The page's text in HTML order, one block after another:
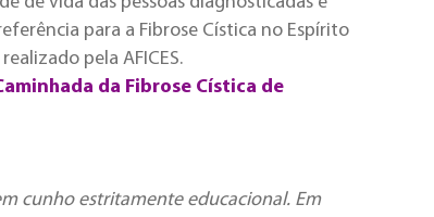
para a Fibrose Cística no Espírito
pela AFICES.
da Fibrose Cística de
cunho estritamente educacional. Em